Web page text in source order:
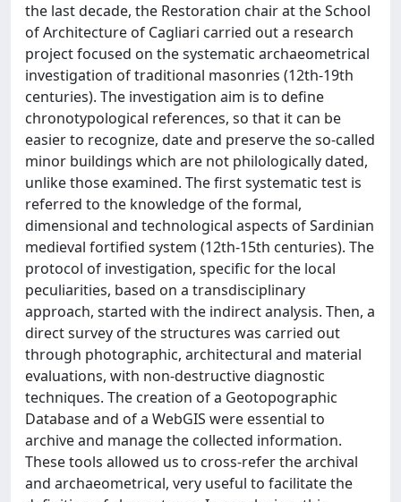
the last decade, the Restoration chair at the School
of Architecture of Cagliari carried out a research
project focused on the systematic archaeometrical
investigation of traditional masonries (12th-19th
centuries). The investigation aim is to define
chronotypological references, so that it can be
easier to recognize, date and preserve the so-called
minor buildings which are not philologically dated,
unlike those examined. The first systematic test is
referred to the knowledge of the formal,
dimensional and technological aspects of Sardinian
medieval fortified system (12th-15th centuries). The
protocol of investigation, specific for the local
peculiarities, based on a transdisciplinary
approach, started with the indirect analysis. Then, a
direct survey of the structures was carried out
through photographic, architectural and material
evaluations, with non-destructive diagnostic
techniques. The creation of a Geotopographic
Database and of a WebGIS were essential to
archive and manage the collected information.
These tools allowed us to cross-refer the archival
and archaeometrical, very useful to facilitate the